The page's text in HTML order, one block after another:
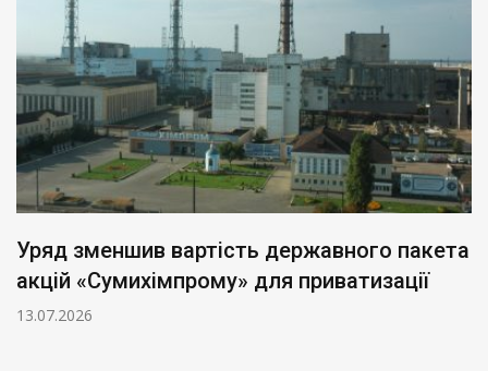
Уряд зменшив вартість державного пакета
акцій «Сумихімпрому» для приватизації
13.07.2026